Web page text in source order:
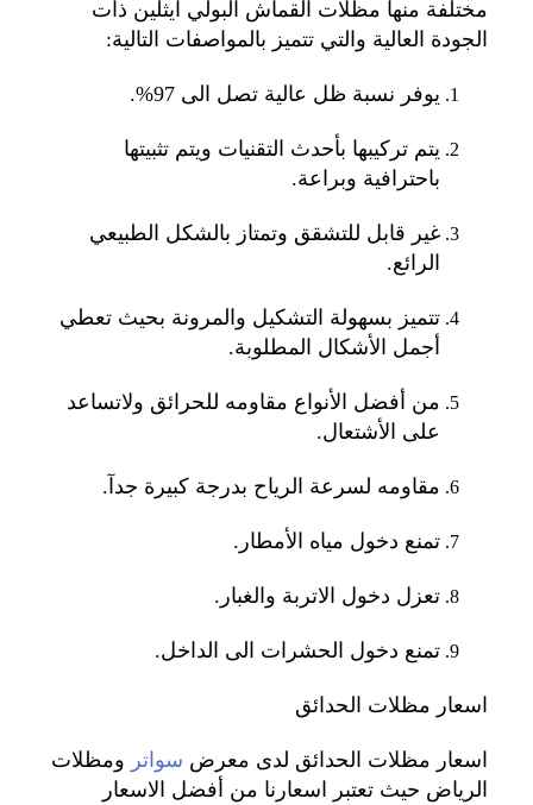
مختلفة منها مظلات القماش البولي ايثلين ذات
الجودة العالية والتي تتميز بالمواصفات التالية:
يوفر نسبة ظل عالية تصل الى 97%.
يتم تركيبها بأحدث التقنيات ويتم تثبيتها
باحترافية وبراعة.
غير قابل للتشقق وتمتاز بالشكل الطبيعي
الرائع.
تتميز بسهولة التشكيل والمرونة بحيث تعطي
أجمل الأشكال المطلوبة.
من أفضل الأنواع مقاومه للحرائق ولاتساعد
على الأشتعال.
مقاومه لسرعة الرياح بدرجة كبيرة جدآ.
تمنع دخول مياه الأمطار.
تعزل دخول الاتربة والغبار.
تمنع دخول الحشرات الى الداخل.
اسعار مظلات الحدائق
اسعار مظلات الحدائق لدى معرض سواتر ومظلات
الرياض حيث تعتبر اسعارنا من أفضل الاسعار